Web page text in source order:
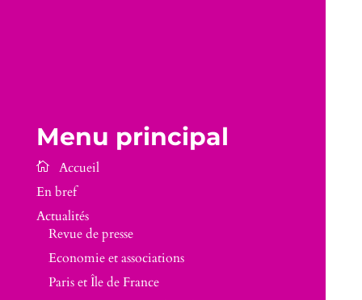
Menu principal
En bref
Actualités
Revue de presse
Economie et associations
Paris et Île de France